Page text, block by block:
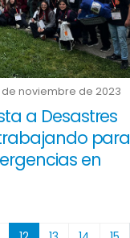
de noviembre de 2023
a Desastres
para
en